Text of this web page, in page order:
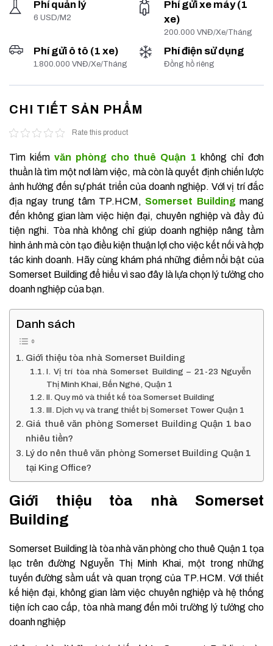
Phí quản lý
6 USD/M2
Phí gửi xe máy (1
xe)
200.000 VNĐ/Xe/Tháng
Phí gửi ô tô (1 xe)
1.800.000 VNĐ/Xe/Tháng
Phí điện sử dụng
Đồng hồ riêng
CHI TIẾT SẢN PHẨM
Rate this product
Tìm kiếm văn phòng cho thuê Quận 1 không chỉ đơn
thuần là tìm một nơi làm việc, mà còn là quyết định chiến lược
ảnh hưởng đến sự phát triển của doanh nghiệp. Với vị trí đắc
địa ngay trung tâm TP.HCM, Somerset Buildingmang
đến không gian làm việc hiện đại, chuyên nghiệp và đầy đủ
tiện nghi. Tòa nhà không chỉ giúp doanh nghiệp nâng tầm
hình ảnh mà còn tạo điều kiện thuận lợi cho việc kết nối và hợp
tác kinh doanh. Hãy cùng khám phá những điểm nổi bật của
Somerset Building để hiểu vì sao đây là lựa chọn lý tưởng cho
doanh nghiệp của bạn.
Danh sách
Giới thiệu tòa nhà Somerset Building
I. Vị trí tòa nhà Somerset Building – 21-23 Nguyễn
Thị Minh Khai, Bến Nghé, Quận 1
II. Quy mô và thiết kế tòa Somerset Building
III. Dịch vụ và trang thiết bị Somerset Tower Quận 1
Giá thuê văn phòng Somerset Building Quận 1 bao
nhiêu tiền?
Lý do nên thuê văn phòng Somerset Building Quận 1
tại King Office?
Giới thiệu tòa nhà Somerset
Building
Somerset Building là tòa nhà văn phòng cho thuê Quận 1 tọa
lạc trên đường Nguyễn Thị Minh Khai, một trong những
tuyến đường sầm uất và quan trọng của TP.HCM. Với thiết
kế hiện đại, không gian làm việc chuyên nghiệp và hệ thống
tiện ích cao cấp, tòa nhà mang đến môi trường lý tưởng cho
doanh nghiệp